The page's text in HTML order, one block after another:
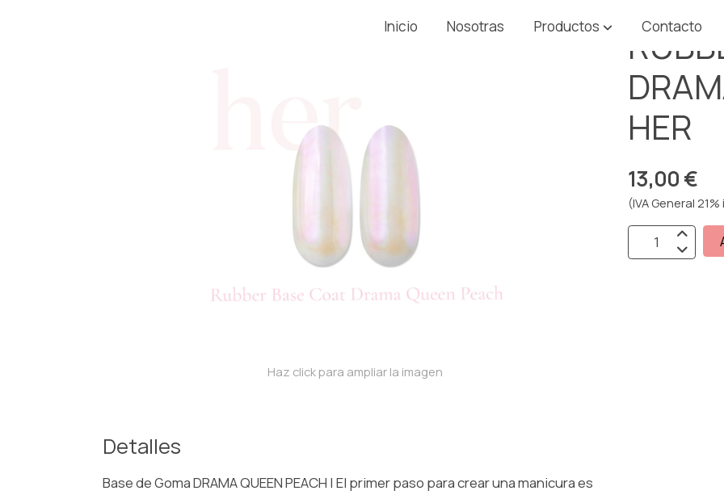
Inicio Nosotras Productos Contacto
Haz click para ampliar la imagen
Detalles
Base de Goma DRAMA QUEEN PEACH | El primer paso para crear una manicura es
HER
13,00 €
(IVA General